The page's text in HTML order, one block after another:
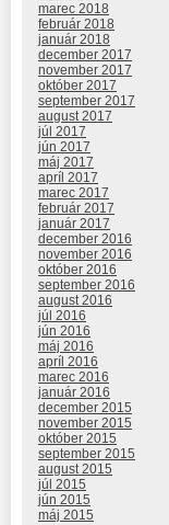
marec 2018
február 2018
január 2018
december 2017
november 2017
október 2017
september 2017
august 2017
júl 2017
jún 2017
máj 2017
apríl 2017
marec 2017
február 2017
január 2017
december 2016
november 2016
október 2016
september 2016
august 2016
júl 2016
jún 2016
máj 2016
apríl 2016
marec 2016
január 2016
december 2015
november 2015
október 2015
september 2015
august 2015
júl 2015
jún 2015
máj 2015